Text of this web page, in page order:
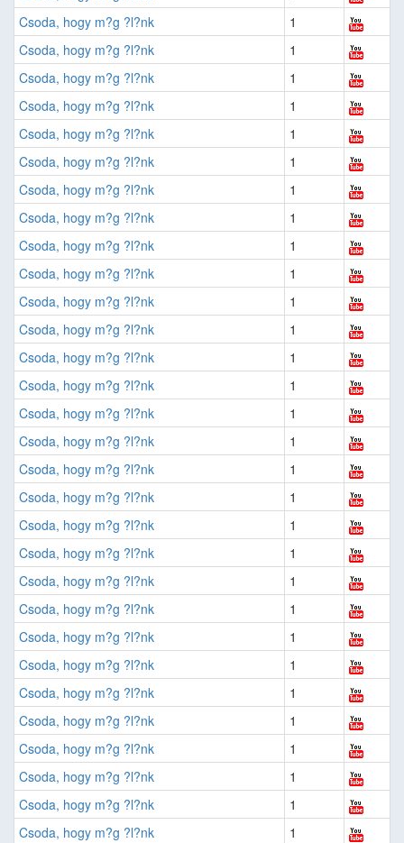
Csoda, hogy m?g ?l?nk
1
Csoda, hogy m?g ?l?nk
1
Csoda, hogy m?g ?l?nk
1
Csoda, hogy m?g ?l?nk
1
Csoda, hogy m?g ?l?nk
1
Csoda, hogy m?g ?l?nk
1
Csoda, hogy m?g ?l?nk
1
Csoda, hogy m?g ?l?nk
1
Csoda, hogy m?g ?l?nk
1
Csoda, hogy m?g ?l?nk
1
Csoda, hogy m?g ?l?nk
1
Csoda, hogy m?g ?l?nk
1
Csoda, hogy m?g ?l?nk
1
Csoda, hogy m?g ?l?nk
1
Csoda, hogy m?g ?l?nk
1
Csoda, hogy m?g ?l?nk
1
Csoda, hogy m?g ?l?nk
1
Csoda, hogy m?g ?l?nk
1
Csoda, hogy m?g ?l?nk
1
Csoda, hogy m?g ?l?nk
1
Csoda, hogy m?g ?l?nk
1
Csoda, hogy m?g ?l?nk
1
Csoda, hogy m?g ?l?nk
1
Csoda, hogy m?g ?l?nk
1
Csoda, hogy m?g ?l?nk
1
Csoda, hogy m?g ?l?nk
1
Csoda, hogy m?g ?l?nk
1
Csoda, hogy m?g ?l?nk
1
Csoda, hogy m?g ?l?nk
1
Csoda, hogy m?g ?l?nk
1